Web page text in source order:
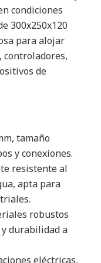
condiciones
300x250x120
para alojar
controladores,
de
tamaño
y conexiones.
resistente al
apta para
robustos
durabilidad a
eléctricas,